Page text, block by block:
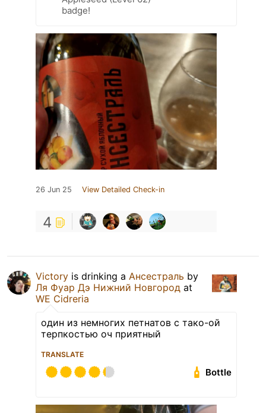
badge!
26 Jun 25 View Detailed Check-in
4
Victory is drinking a Ансестраль by
Ля Фуар Дэ Нижний Новгород at
WE Cidreria
один из немногих петнатов с тако-ой
терпкостью оч приятный
TRANSLATE
Bottle